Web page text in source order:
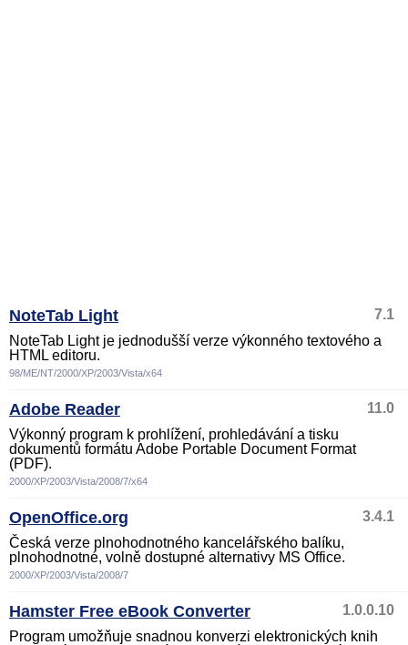
NoteTab Light
7.1
NoteTab Light je jednodušší verze výkonného textového a
HTML editoru.
98/ME/NT/2000/XP/2003/Vista/x64
Adobe Reader
11.0
Výkonný program k prohlížení, prohledávání a tisku
dokumentů formátu Adobe Portable Document Format
(PDF).
2000/XP/2003/Vista/2008/7/x64
OpenOffice.org
3.4.1
Česká verze plnohodnotného kancelářského balíku,
plnohodnotné, volně dostupné alternativy MS Office.
2000/XP/2003/Vista/2008/7
Hamster Free eBook Converter
1.0.0.10
Program umožňuje snadnou konverzi elektronických knih